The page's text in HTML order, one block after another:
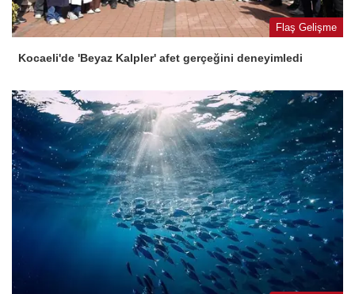
Flaş Gelişme
Kocaeli'de 'Beyaz Kalpler' afet gerçeğini deneyimledi